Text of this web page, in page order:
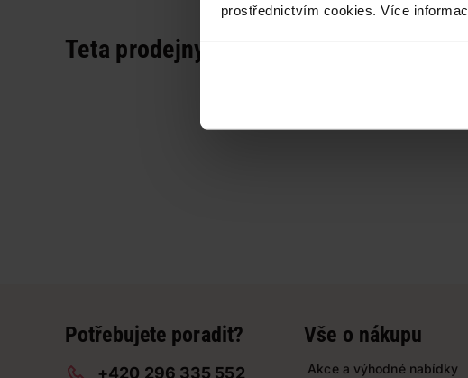
prostřednictvím cookies. Více
Teta prodejny a služby
Potřebujete poradit?
+420 296 335 552
Vše o nákupu
Akce a výhodné nabídky